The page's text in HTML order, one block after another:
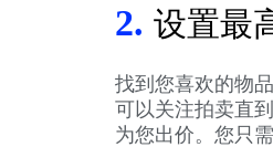
2. 设置最
找到您喜欢的物
可以关注拍卖直
为您出价。您只